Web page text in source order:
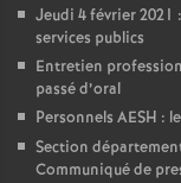
Jeudi 4 février 2021
services publics
Entretien
passé d’oral
Personnels AESH :
Section
Communiqué de